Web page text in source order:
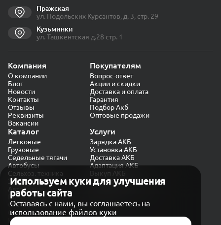
Используем куки для улучшения
работы сайта
Оставаясь с нами, вы соглашаетесь на
использование файлов куки
Пражская
ул. Подольских Курсантов, д. 3, стр. 29
Кузьминки
ул. Ташкентская д.28 стр. 1
Компания
О компании
Блог
Новости
Контакты
Отзывы
Реквизиты
Вакансии
Покупателям
Вопрос-ответ
Акции и скидки
Доставка и оплата
Гарантия
Подбор Акб
Оптовые продажи
Каталог
Легковые
Грузовые
Седельные тягачи
Автобусы
Сельхоз. техника
Экскаваторы
Автокраны
Услуги
Зарядка АКБ
Установка АКБ
Доставка АКБ
Адаптация АКБ
Выкуп АКБ
Проверка генератора
Политика конфиденциальности
Обработка персональных данных
Согласие на обработку в «Яндекс.Метрика»
Карта сайта